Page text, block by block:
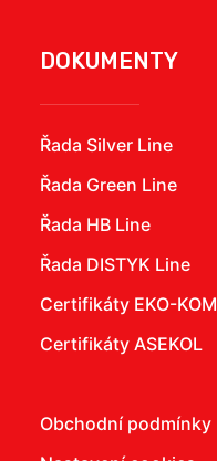
DOKUMENTY
Řada Silver Line
Řada Green Line
Řada HB Line
Řada DISTYK Line
Certifikáty EKO-KOM
Certifikáty ASEKOL
Obchodní podmínky